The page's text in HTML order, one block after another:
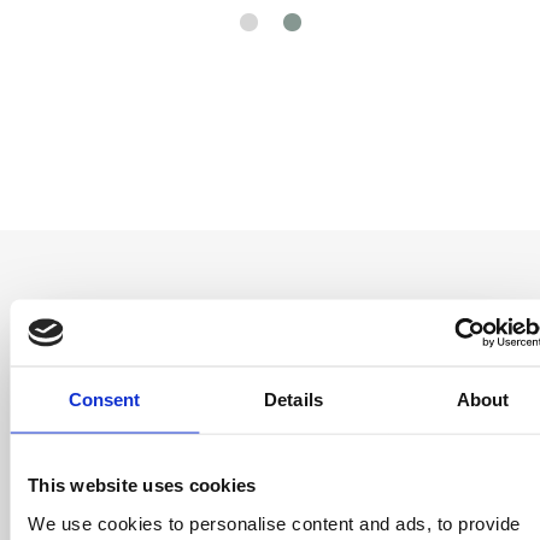
Consent Details About
This website uses cookies
We use cookies to personalise content and ads, to provide
Entérate antes
que nadie
Consigue ofertas especiales, información
conoce antes que nadie las novedades del